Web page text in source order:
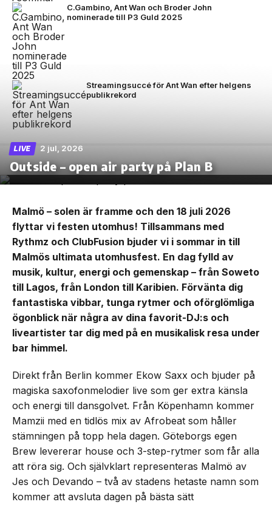
C.Gambino, Ant Wan och Broder John
nominerade till P3 Guld 2025
Streamingsuccé för Ant Wan efter helgens
publikrekord
LIVE 2 jul, 2026
Outside – open air party på Plan B
Malmö – solen är framme och den 18 juli 2026
flyttar vi festen utomhus! Tillsammans med
Rythmz och ClubFusion bjuder vi i sommar in till
Malmös ultimata utomhusfest. En dag fylld av
musik, kultur, energi och gemenskap – från Soweto
till Lagos, från London till Karibien. Förvänta dig
fantastiska vibbar, tunga rytmer och oförglömliga
ögonblick när några av dina favorit-DJ:s och
liveartister tar dig med på en musikalisk resa under
bar himmel.
Direkt från Berlin kommer Ekow Saxx och bjuder på
magiska saxofonmelodier live som ger extra känsla
och energi till dansgolvet. Från Köpenhamn kommer
Mamzii med en tidlös mix av Afrobeat som håller
stämningen på topp hela dagen. Göteborgs egen
Brew levererar house och 3-step-rytmer som får alla
att röra sig. Och självklart representeras Malmö av
Jes och Devando – två av stadens hetaste namn som
kommer att avsluta dagen på bästa sätt